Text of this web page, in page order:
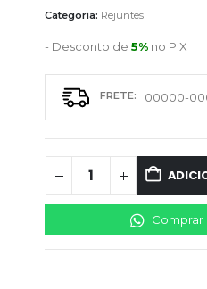
Categoria: Rejuntes
- Desconto de 5% no PIX
Comprar